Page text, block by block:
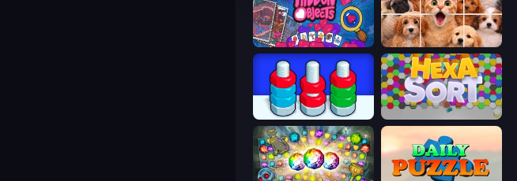
Hidden Objects Jigpic Solitaire